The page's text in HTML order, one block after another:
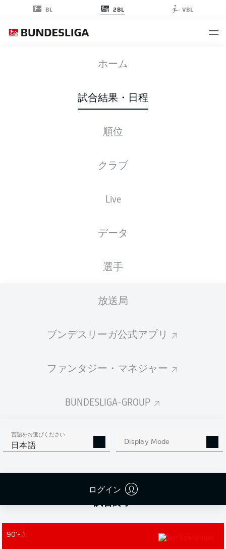
BL 2BL VBL
ホーム
試合結果・日程
順位
クラブ
Live
データ
選手
放送局
ブンデスリーガ公式アプリ
ファンタジー・マネジャー
BUNDESLIGA-GROUP
言語をお選びください
日本語 Display Mode
ログイン
HDH REG
3 0
スターティングメンバー
C. Kühlwetter 23'
90'+ 1